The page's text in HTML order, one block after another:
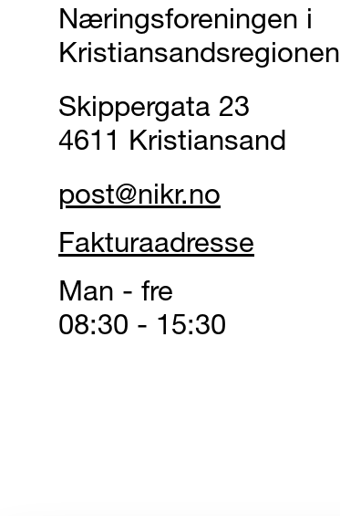
Næringsforeningen i
Kristiansandsregionen
Skippergata 23
4611 Kristiansand
post@nikr.no
Fakturaadresse
Man - fre
08:30 - 15:30